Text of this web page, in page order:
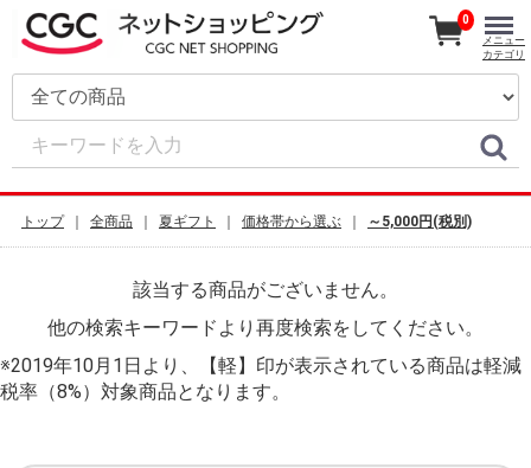
0
メニュー
カテゴリ
トップ 全商品 夏ギフト 価格帯から選ぶ ～5,000円(税別)
該当する商品がございません。
他の検索キーワードより再度検索をしてください。
※2019年10月1日より、【軽】印が表示されている商品は軽減
税率（8%）対象商品となります。